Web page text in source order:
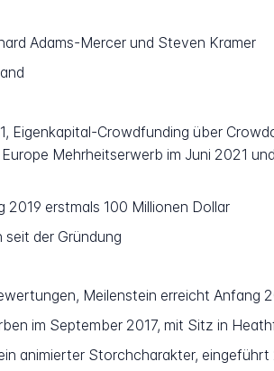
Adams-Mercer und Steven Kramer
Eigenkapital-Crowdfunding über
Mehrheitserwerb im Juni 2021
2019 erstmals 100 Millionen Dollar
seit der Gründung
Meilenstein erreicht Anfang
im September 2017, mit Sitz in
animierter Storchcharakter, eingeführt